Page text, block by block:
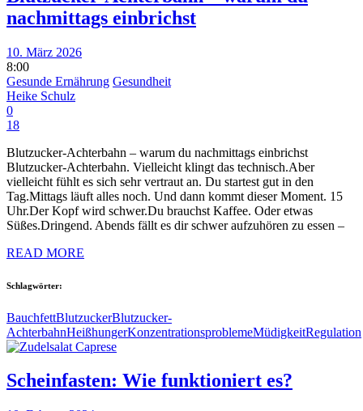
nachmittags einbrichst
10. März 2026
8:00
Gesunde Ernährung Gesundheit
Heike Schulz
0
18
Blutzucker-Achterbahn – warum du nachmittags einbrichst
Blutzucker-Achterbahn. Vielleicht klingt das technisch.Aber
vielleicht fühlt es sich sehr vertraut an. Du startest gut in den
Tag.Mittags läuft alles noch. Und dann kommt dieser Moment. 15
Uhr.Der Kopf wird schwer.Du brauchst Kaffee. Oder etwas
Süßes.Dringend. Abends fällt es dir schwer aufzuhören zu essen –
READ MORE
Schlagwörter:
BauchfettBlutzuckerBlutzucker-
AchterbahnHeißhungerKonzentrationsproblemeMüdigkeitRegulation
Scheinfasten: Wie funktioniert es?